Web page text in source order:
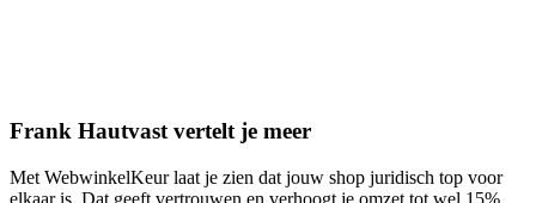
Frank Hautvast vertelt je meer
Met WebwinkelKeur laat je zien dat jouw shop juridisch top voor
elkaar is. Dat geeft vertrouwen en verhoogt je omzet tot wel 15%.